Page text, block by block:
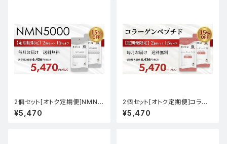
2個セット[オトク定期便]NMN5
000
¥5,470
2個セット[オトク定期便]コラー
ゲンペプチド
¥5,470